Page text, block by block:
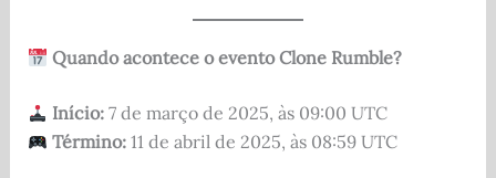
Quando acontece o evento Clone Rumble?
Início:7 de março de 2025, às 09:00 UTC
Término:11 de abril de 2025, às 08:59 UTC